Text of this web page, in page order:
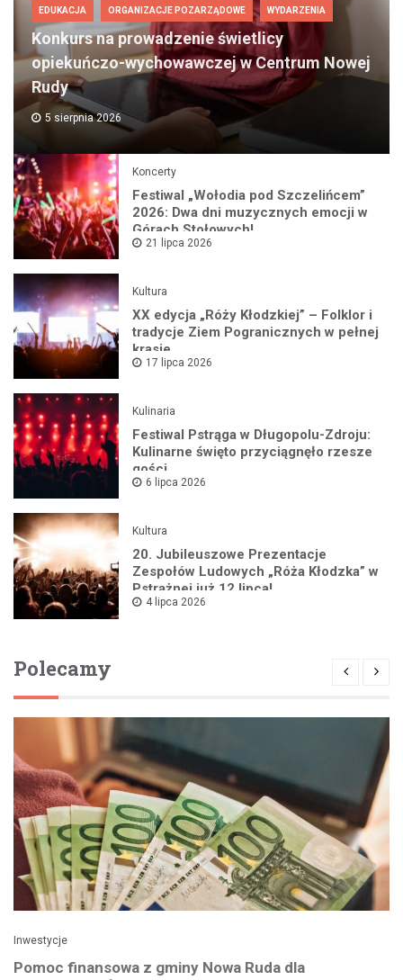
EDUKACJA ORGANIZACJE POZARZĄDOWE WYDARZENIA
Konkurs na prowadzenie świetlicy
opiekuńczo-wychowawczej w Centrum Nowej
Rudy
5 sierpnia 2026
Koncerty
Festiwal „Wołodia pod Szczelińcem”
2026: Dwa dni muzycznych emocji w
Górach Stołowych!
21 lipca 2026
Kultura
XX edycja „Róży Kłodzkiej” – Folklor i
tradycje Ziem Pogranicznych w pełnej
krasie
17 lipca 2026
Kulinaria
Festiwal Pstrąga w Długopolu-Zdroju:
Kulinarne święto przyciągnęło rzesze
gości
6 lipca 2026
Kultura
20. Jubileuszowe Prezentacje
Zespołów Ludowych „Róża Kłodzka” w
Pstrążnej już 12 lipca!
4 lipca 2026
Polecamy
Inwestycje
Pomoc finansowa z gminy Nowa Ruda dla